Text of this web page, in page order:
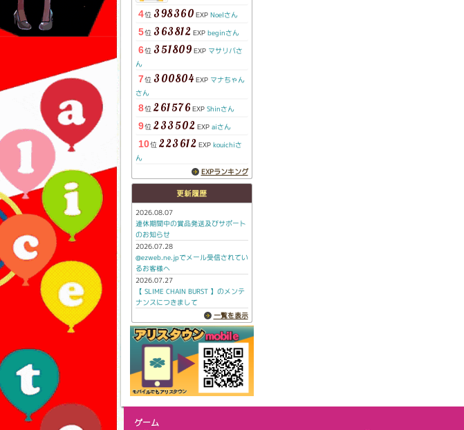
4位 398360 EXP Noelさん
5位 363812 EXP beginさん
6位 351809 EXP マサリバさ
ん
7位 300804 EXP マナちゃん
さん
8位 261576 EXP Shinさん
9位 233502 EXP aiさん
10位 223612 EXP kouichiさ
ん
EXPランキング
更新履歴
2026.08.07
連休期間中の賞品発送及びサポート
のお知らせ
2026.07.28
@ezweb.ne.jpでメール受信されてい
るお客様へ
2026.07.27
【 SLIME CHAIN BURST 】のメンテ
ナンスにつきまして
一覧を表示
ゲーム